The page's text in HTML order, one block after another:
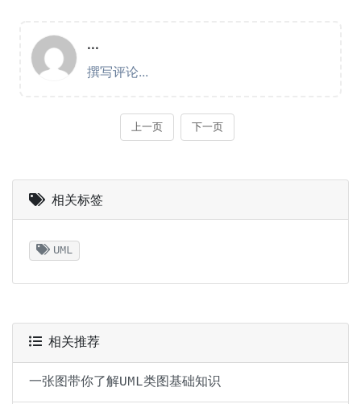
相关标签
UML
相关推荐
一张图带你了解UML类图基础知识